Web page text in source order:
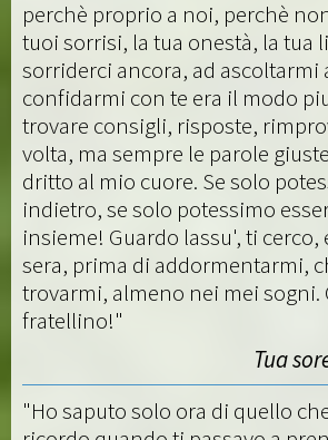
perchè proprio a noi, perchè
tuoi sorrisi, la tua onestà, la tua
sorriderci ancora, ad ascoltarmi
confidarmi con te era il modo
trovare consigli, risposte,
volta, ma sempre le parole
dritto al mio cuore. Se solo
indietro, se solo potessimo
insieme! Guardo lassu', ti cerco,
sera, prima di addormentarmi,
trovarmi, almeno nei mei sogni.
fratellino!"
Tua
"Ho saputo solo ora di quello